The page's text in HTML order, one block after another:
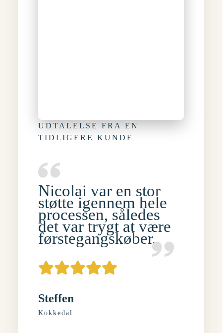
UDTALELSE FRA EN
TIDLIGERE KUNDE
Nicolai var en stor
støtte igennem hele
processen, således
det var trygt at være
førstegangskøber.
Steffen
Kokkedal